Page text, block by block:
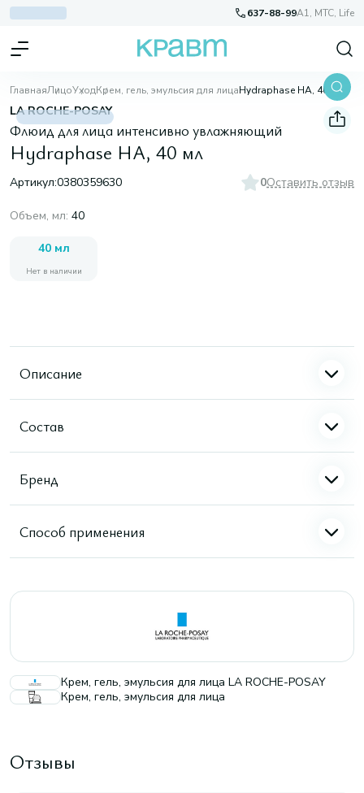
637-88-99A1, МТС, Life
ГлавнаяЛицоУходКрем, гель, эмульсия для лицаHydraphase HA, 40 мл
LA ROCHE-POSAY
Флюид для лица интенсивно увлажняющий
Hydraphase HA, 40 мл
Артикул:0380359630 0Оставить отзыв
Объем, мл: 40
40 мл
Нет в наличии
Описание
Состав
Бренд
Способ применения
Крем, гель, эмульсия для лица LA ROCHE-POSAY
Крем, гель, эмульсия для лица
Отзывы